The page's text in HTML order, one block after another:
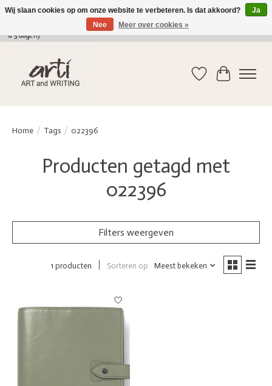
verkoop@arti-artandwriting.be/ +32 (0)471 41 82 41 / GRATIS verzending > 75 euro (2
a 5 dagen)
Verlanglijst
Home / Tags / 022396
Producten getagd met
022396
Filters weergeven
1 producten Sorteren op Meest bekeken
Wij slaan cookies op om onze website te verbeteren. Is dat akkoord?
Ja
Nee
Meer over cookies »